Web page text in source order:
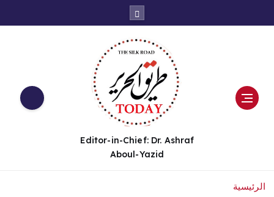
Editor-in-Chief: Dr. Ashraf
Aboul-Yazid
الرئيسية